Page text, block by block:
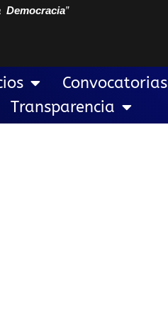
Democracia”
Convocatorias
Transparencia